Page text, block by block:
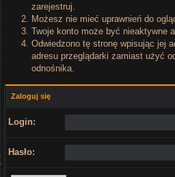
zarejestruj.
Możesz nie mieć uprawnień do
Twoje konto może być nieaktywne
Odwiedzono tę stronę wpisując jej
adresu przeglądarki zamiast użyć
odnośnika.
Zaloguj się
Login:
Hasło: